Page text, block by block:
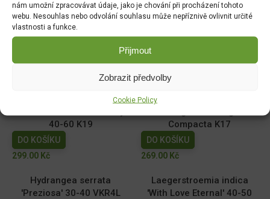
nám umožní zpracovávat údaje, jako je chování při procházení tohoto
webu. Nesouhlas nebo odvolání souhlasu může nepříznivě ovlivnit určité
vlastnosti a funkce.
Přijmout
Zobrazit předvolby
Cookie Policy
Rozměry
90 cm
Související produkty:
40-60 K19
DO KOŠÍKU
299.00 Kč
Compacta K17
DO KOŠÍKU
269.00 Kč
Hydrangea serrata
'Preziosa' 30-40 VKR4L
Laegerstroemia indica
'With Love Eternal' 40-50